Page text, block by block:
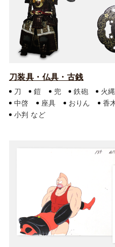
刀装具・仏具・古銭
刀 鎧 兜 鉄砲 火
中啓
座具 おりん 香
小判